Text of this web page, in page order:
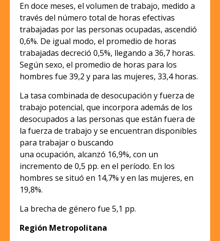
En doce meses, el volumen de trabajo, medido a
través del número total de horas efectivas
trabajadas por las personas ocupadas, ascendió
0,6%. De igual modo, el promedio de horas
trabajadas decreció 0,5%, llegando a 36,7 horas.
Según sexo, el promedio de horas para los
hombres fue 39,2 y para las mujeres, 33,4 horas.
La tasa combinada de desocupación y fuerza de
trabajo potencial, que incorpora además de los
desocupados a las personas que están fuera de
la fuerza de trabajo y se encuentran disponibles
para trabajar o buscando
una ocupación, alcanzó 16,9%, con un
incremento de 0,5 pp. en el período. En los
hombres se situó en 14,7% y en las mujeres, en
19,8%.
La brecha de género fue 5,1 pp.
Región Metropolitana